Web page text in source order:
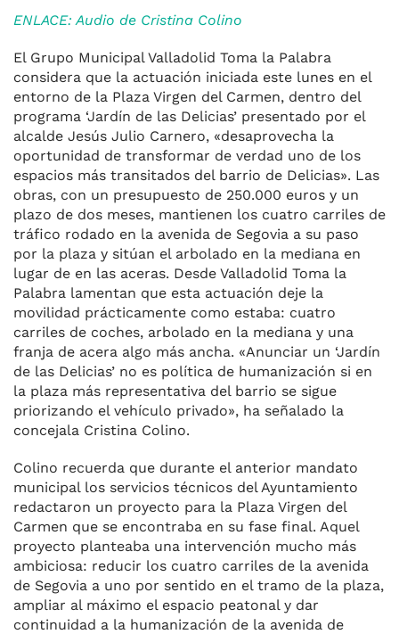
ENLACE: Audio de Cristina Colino
El Grupo Municipal Valladolid Toma la Palabra
considera que la actuación iniciada este lunes en el
entorno de la Plaza Virgen del Carmen, dentro del
programa ‘Jardín de las Delicias’ presentado por el
alcalde Jesús Julio Carnero, «desaprovecha la
oportunidad de transformar de verdad uno de los
espacios más transitados del barrio de Delicias». Las
obras, con un presupuesto de 250.000 euros y un
plazo de dos meses, mantienen los cuatro carriles de
tráfico rodado en la avenida de Segovia a su paso
por la plaza y sitúan el arbolado en la mediana en
lugar de en las aceras. Desde Valladolid Toma la
Palabra lamentan que esta actuación deje la
movilidad prácticamente como estaba: cuatro
carriles de coches, arbolado en la mediana y una
franja de acera algo más ancha. «Anunciar un ‘Jardín
de las Delicias’ no es política de humanización si en
la plaza más representativa del barrio se sigue
priorizando el vehículo privado», ha señalado la
concejala Cristina Colino.
Colino recuerda que durante el anterior mandato
municipal los servicios técnicos del Ayuntamiento
redactaron un proyecto para la Plaza Virgen del
Carmen que se encontraba en su fase final. Aquel
proyecto planteaba una intervención mucho más
ambiciosa: reducir los cuatro carriles de la avenida
de Segovia a uno por sentido en el tramo de la plaza,
ampliar al máximo el espacio peatonal y dar
continuidad a la humanización de la avenida de